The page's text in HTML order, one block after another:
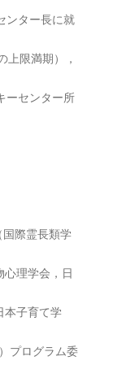
ター長に就
限満期），
センター所
際霊長類学
理学会，日
子育て学
プログラム委